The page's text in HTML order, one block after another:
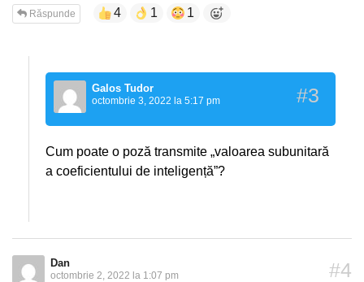
4 1 1
Răspunde
#3
Galos Tudor
octombrie 3, 2022 la 5:17 pm
Cum poate o poză transmite „valoarea subunitară
a coeficientului de inteligență”?
#4
Dan
octombrie 2, 2022 la 1:07 pm